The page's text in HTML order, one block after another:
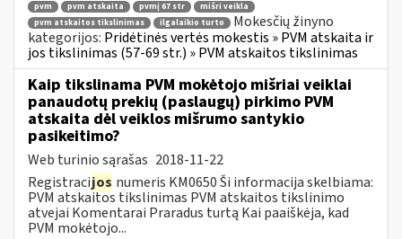
pvm pvm atskaita pvmį 67 str
mišri veikla
pvm atskaitos tikslinimas
ilgalaikio turto
Mokesčių žinyno
kategorijos: Pridėtinės vertės mokestis » PVM atskaita ir
jos tikslinimas (57-69 str.) » PVM atskaitos tikslinimas
Kaip tikslinama PVM mokėtojo mišriai veiklai
panaudotų prekių (paslaugų) pirkimo PVM
atskaita dėl veiklos mišrumo santykio
pasikeitimo?
Web turinio sąrašas 2018-11-22
Registracijos numeris KM0650 Ši informacija skelbiama:
PVM atskaitos tikslinimas PVM atskaitos tikslinimo
atvejai Komentarai Praradus turtą Kai paaiškėja, kad
PVM mokėtojo...